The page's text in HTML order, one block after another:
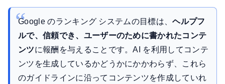
Google のランキング システムの目標は、ヘルプフ
ルで、信頼でき、ユーザーのために書かれたコンテ
ンツに報酬を与えることです。AI を利用してコンテ
ンツを生成しているかどうかにかかわらず、これら
のガイドラインに沿ってコンテンツを作成していれ